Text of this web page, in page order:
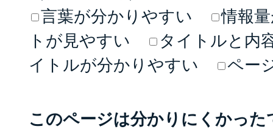
言葉が分かりやすい
情報
トが見やすい
タイトルと内
イトルが分かりやすい
ペー
このページは分かりにくかっ